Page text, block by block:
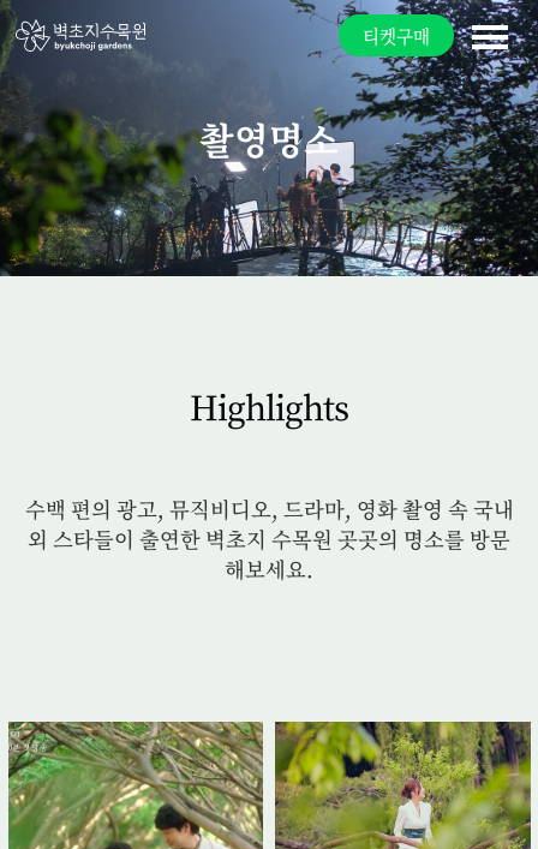
티켓구매
촬영명소
Highlights
수백 편의 광고, 뮤직비디오, 드라마, 영화 촬영 속 국내
외 스타들이 출연한 벽초지 수목원 곳곳의 명소를 방문
해보세요.